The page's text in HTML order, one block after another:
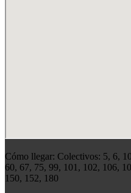
Cómo llegar: Colectivos: 5, 6,
60, 67, 75, 99, 101, 102, 106,
150, 152, 180